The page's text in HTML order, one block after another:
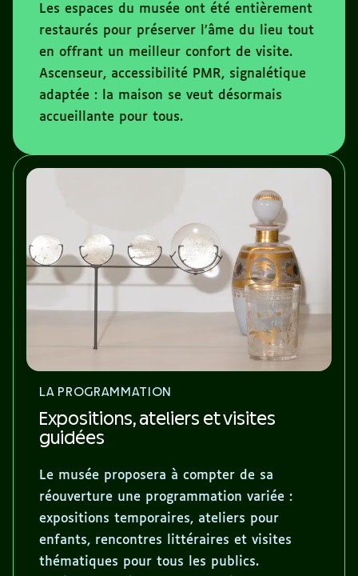
Les espaces du musée ont été entièrement
restaurés pour préserver l’âme du lieu tout
en offrant un meilleur confort de visite.
Ascenseur, accessibilité PMR, signalétique
adaptée : la maison se veut désormais
accueillante pour tous.
LA PROGRAMMATION
Expositions, ateliers et visites
guidées
Le musée proposera à compter de sa
réouverture une programmation variée :
expositions temporaires, ateliers pour
enfants, rencontres littéraires et visites
thématiques pour tous les publics.